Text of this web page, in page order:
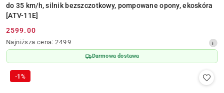
do 35 km/h, silnik bezszczotkowy, pompowane opony, ekoskóra
[ATV-11E]
Cena
promocyjna:
2599.00
Najniższa
cena
z
Najniższa cena: 2499
Darmowa dostawa
-1%